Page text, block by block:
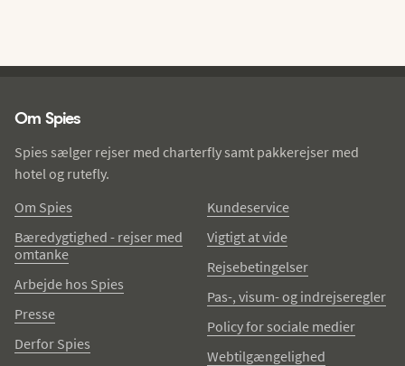
Om Spies
Spies sælger rejser med charterfly samt pakkerejser med
hotel og rutefly.
Om Spies
Bæredygtighed - rejser med
omtanke
Arbejde hos Spies
Presse
Derfor Spies
Kundeservice
Vigtigt at vide
Rejsebetingelser
Pas-, visum- og indrejseregler
Policy for sociale medier
Webtilgængelighed